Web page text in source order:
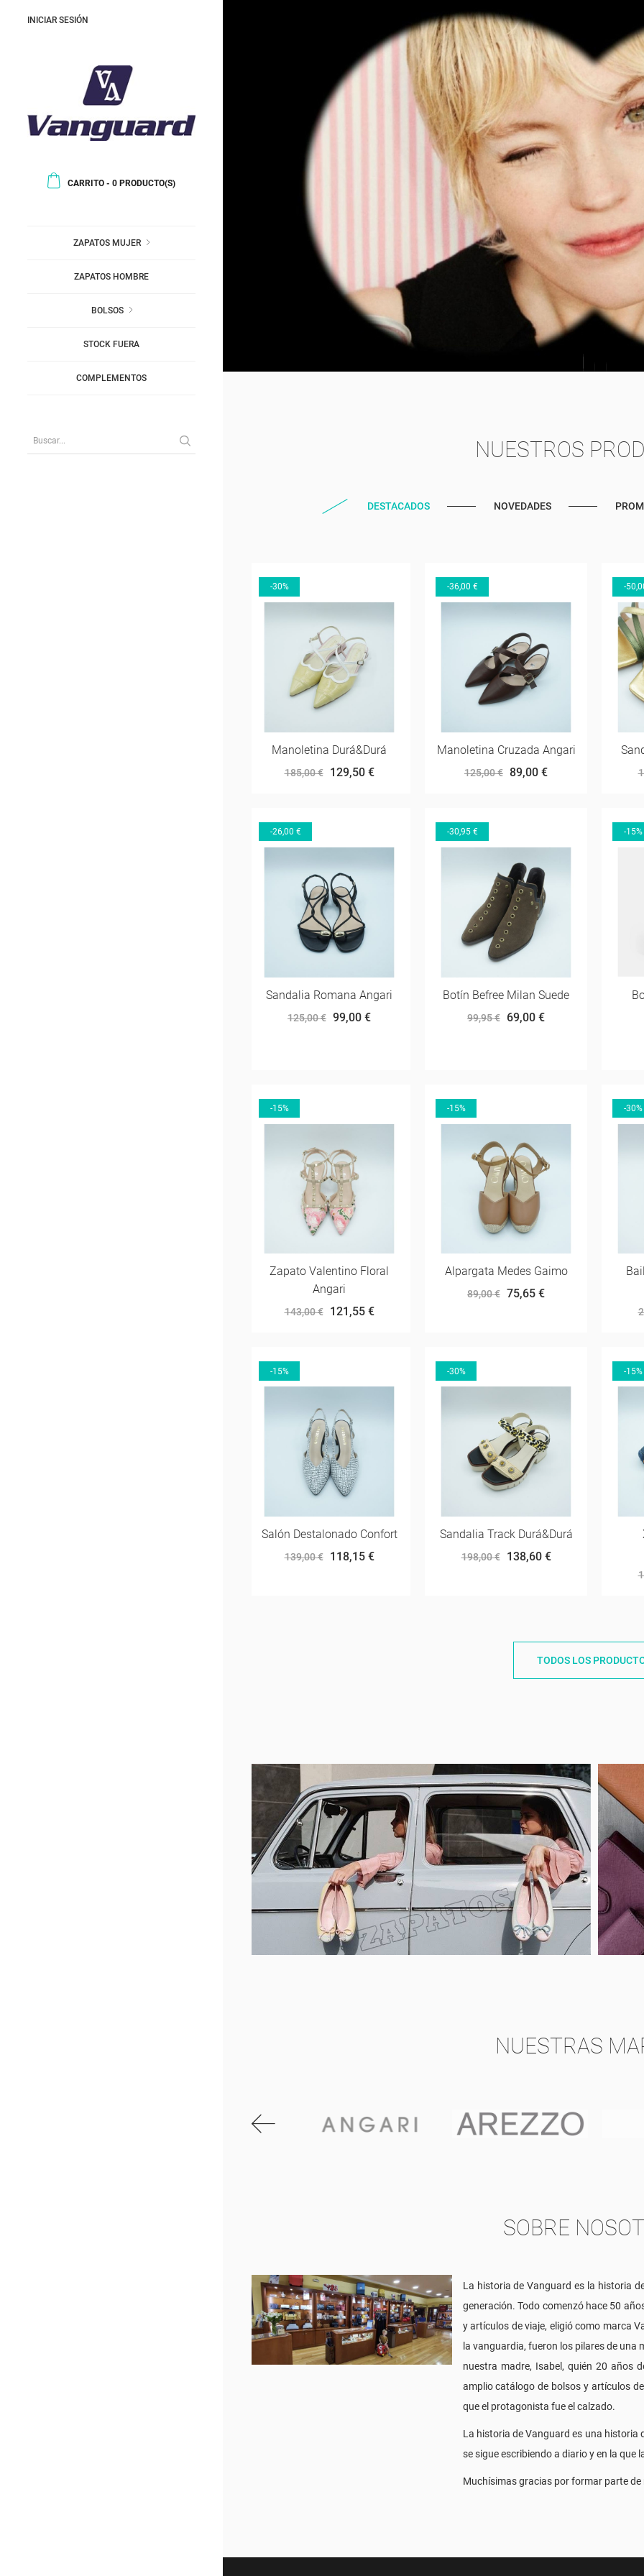
INICIAR SESIÓN
CARRITO - 0 PRODUCTO(S)
ZAPATOS MUJER
ZAPATOS HOMBRE
BOLSOS
STOCK FUERA
COMPLEMENTOS
NUESTROS
DESTACADOS NOVEDADES
-30%
Manoletina Durá&Durá
185,00 € 129,50 €
-36,00 €
Manoletina Cruzada Angari
125,00 € 89,00 €
-
-26,00 €
Sandalia Romana Angari
125,00 € 99,00 €
-30,95 €
Botín Befree Milan Suede
99,95 € 69,00 €
-15%
-15%
Zapato Valentino Floral
Angari
143,00 € 121,55 €
-15%
Alpargata Medes Gaimo
89,00 € 75,65 €
-30%
-15%
Salón Destalonado Confort
139,00 € 118,15 €
-30%
Sandalia Track Durá&Durá
198,00 € 138,60 €
-15%
TODOS LOS
NUESTRAS
SOBRE
La historia de Vanguard es la historia
generación. Todo comenzó hace 50
y artículos de viaje, eligió como marca
la vanguardia, fueron los pilares de una
nuestra madre, Isabel, quién 20 años
amplio catálogo de bolsos y artículos
que el protagonista fue el calzado.
La historia de Vanguard es una historia
se sigue escribiendo a diario y en la
Muchísimas gracias por formar parte